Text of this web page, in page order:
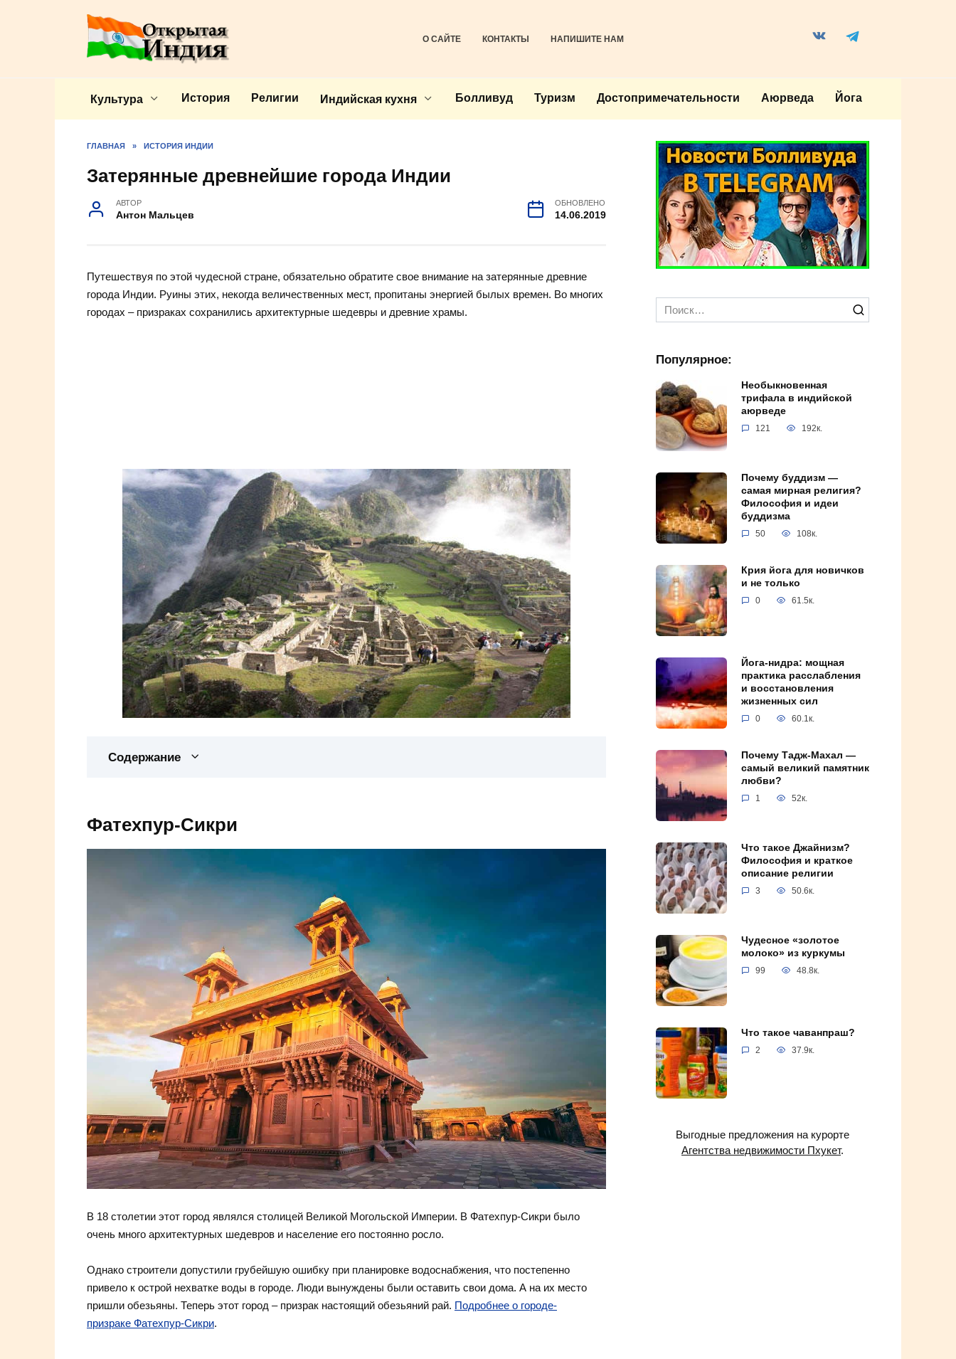
О САЙТЕ КОНТАКТЫ НАПИШИТЕ НАМ
Культура История Религии Индийская кухня Болливуд Туризм Достопримечательности Аюрведа Йога
ГЛАВНАЯ » ИСТОРИЯ ИНДИИ
Затерянные древнейшие города Индии
АВТОР
Антон Мальцев
ОБНОВЛЕНО
14.06.2019
Путешествуя по этой чудесной стране, обязательно обратите свое внимание на затерянные древние
города Индии. Руины этих, некогда величественных мест, пропитаны энергией былых времен. Во многих
городах – призраках сохранились архитектурные шедевры и древние храмы.
Содержание
Фатехпур-Сикри
В 18 столетии этот город являлся столицей Великой Могольской Империи. В Фатехпур-Сикри было
очень много архитектурных шедевров и население его постоянно росло.
Однако строители допустили грубейшую ошибку при планировке водоснабжения, что постепенно
привело к острой нехватке воды в городе. Люди вынуждены были оставить свои дома. А на их место
пришли обезьяны. Теперь этот город – призрак настоящий обезьяний рай. Подробнее о городе-
призраке Фатехпур-Сикри.
Search
for:
Популярное:
Необыкновенная
трифала в индийской
аюрведе
121 192к.
Почему буддизм —
самая мирная религия?
Философия и идеи
буддизма
50 108к.
Крия йога для новичков
и не только
0 61.5к.
Йога-нидра: мощная
практика расслабления
и восстановления
жизненных сил
0 60.1к.
Почему Тадж-Махал —
самый великий памятник
любви?
1 52к.
Что такое Джайнизм?
Философия и краткое
описание религии
3 50.6к.
Чудесное «золотое
молоко» из куркумы
99 48.8к.
Что такое чаванпраш?
2 37.9к.
Выгодные предложения на курорте
Агентства недвижимости Пхукет.